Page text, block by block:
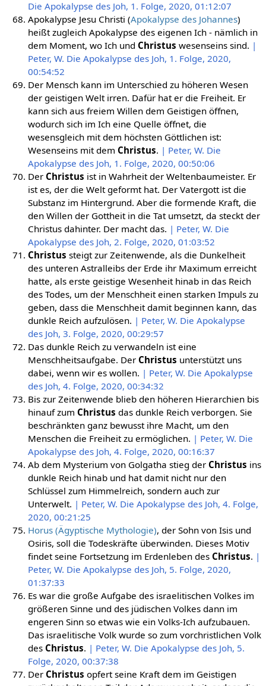
Die Apokalypse des Joh, 1. Folge, 2020, 01:12:07
Apokalypse Jesu Christi (Apokalypse des Johannes)
heißt zugleich Apokalypse des eigenen Ich - nämlich in
dem Moment, wo Ich und Christus wesenseins sind. |
Peter, W. Die Apokalypse des Joh, 1. Folge, 2020,
00:54:52
Der Mensch kann im Unterschied zu höheren Wesen
der geistigen Welt irren. Dafür hat er die Freiheit. Er
kann sich aus freiem Willen dem Geistigen öffnen,
wodurch sich im Ich eine Quelle öffnet, die
wesensgleich mit dem höchsten Göttlichen ist:
Wesenseins mit dem Christus. | Peter, W. Die
Apokalypse des Joh, 1. Folge, 2020, 00:50:06
Der Christus ist in Wahrheit der Weltenbaumeister. Er
ist es, der die Welt geformt hat. Der Vatergott ist die
Substanz im Hintergrund. Aber die formende Kraft, die
den Willen der Gottheit in die Tat umsetzt, da steckt der
Christus dahinter. Der macht das. | Peter, W. Die
Apokalypse des Joh, 2. Folge, 2020, 01:03:52
Christus steigt zur Zeitenwende, als die Dunkelheit
des unteren Astralleibs der Erde ihr Maximum erreicht
hatte, als erste geistige Wesenheit hinab in das Reich
des Todes, um der Menschheit einen starken Impuls zu
geben, dass die Menschheit damit beginnen kann, das
dunkle Reich aufzulösen. | Peter, W. Die Apokalypse
des Joh, 3. Folge, 2020, 00:29:57
Das dunkle Reich zu verwandeln ist eine
Menschheitsaufgabe. Der Christus unterstützt uns
dabei, wenn wir es wollen. | Peter, W. Die Apokalypse
des Joh, 4. Folge, 2020, 00:34:32
Bis zur Zeitenwende blieb den höheren Hierarchien bis
hinauf zum Christus das dunkle Reich verborgen. Sie
beschränkten ganz bewusst ihre Macht, um den
Menschen die Freiheit zu ermöglichen. | Peter, W. Die
Apokalypse des Joh, 4. Folge, 2020, 00:16:37
Ab dem Mysterium von Golgatha stieg der Christus ins
dunkle Reich hinab und hat damit nicht nur den
Schlüssel zum Himmelreich, sondern auch zur
Unterwelt. | Peter, W. Die Apokalypse des Joh, 4. Folge,
2020, 00:21:25
Horus (Ägyptische Mythologie), der Sohn von Isis und
Osiris, soll die Todeskräfte überwinden. Dieses Motiv
findet seine Fortsetzung im Erdenleben des Christus. |
Peter, W. Die Apokalypse des Joh, 5. Folge, 2020,
01:37:33
Es war die große Aufgabe des israelitischen Volkes im
größeren Sinne und des jüdischen Volkes dann im
engeren Sinn so etwas wie ein Volks-Ich aufzubauen.
Das israelitische Volk wurde so zum vorchristlichen Volk
des Christus. | Peter, W. Die Apokalypse des Joh, 5.
Folge, 2020, 00:37:38
Der Christus opfert seine Kraft dem im Geistigen